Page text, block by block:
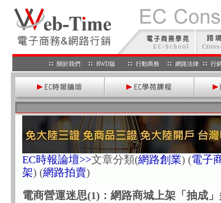
關於我們 RWD版 行動商務 網路法律 行
EC時報論壇>>文章分類(網路創業) (電子
架) (網路拍賣)
電商營運迷思(1)：網路商城上架「抽成